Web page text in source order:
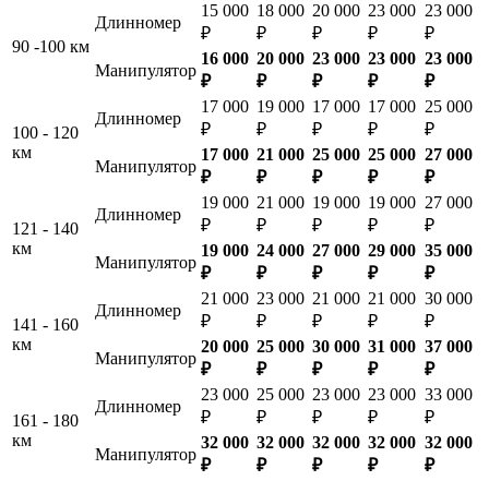
90 -100 км
Длинномер
15 000
₽
18 000
₽
20 000
₽
23 000
₽
23 000
₽
Манипулятор
16 000
₽
20 000
₽
23 000
₽
23 000
₽
23 000
₽
100 - 120
км
Длинномер
17 000
₽
19 000
₽
17 000
₽
17 000
₽
25 000
₽
Манипулятор
17 000
₽
21 000
₽
25 000
₽
25 000
₽
27 000
₽
121 - 140
км
Длинномер
19 000
₽
21 000
₽
19 000
₽
19 000
₽
27 000
₽
Манипулятор
19 000
₽
24 000
₽
27 000
₽
29 000
₽
35 000
₽
141 - 160
км
Длинномер
21 000
₽
23 000
₽
21 000
₽
21 000
₽
30 000
₽
Манипулятор
20 000
₽
25 000
₽
30 000
₽
31 000
₽
37 000
₽
161 - 180
км
Длинномер
23 000
₽
25 000
₽
23 000
₽
23 000
₽
33 000
₽
Манипулятор
32 000
₽
32 000
₽
32 000
₽
32 000
₽
32 000
₽